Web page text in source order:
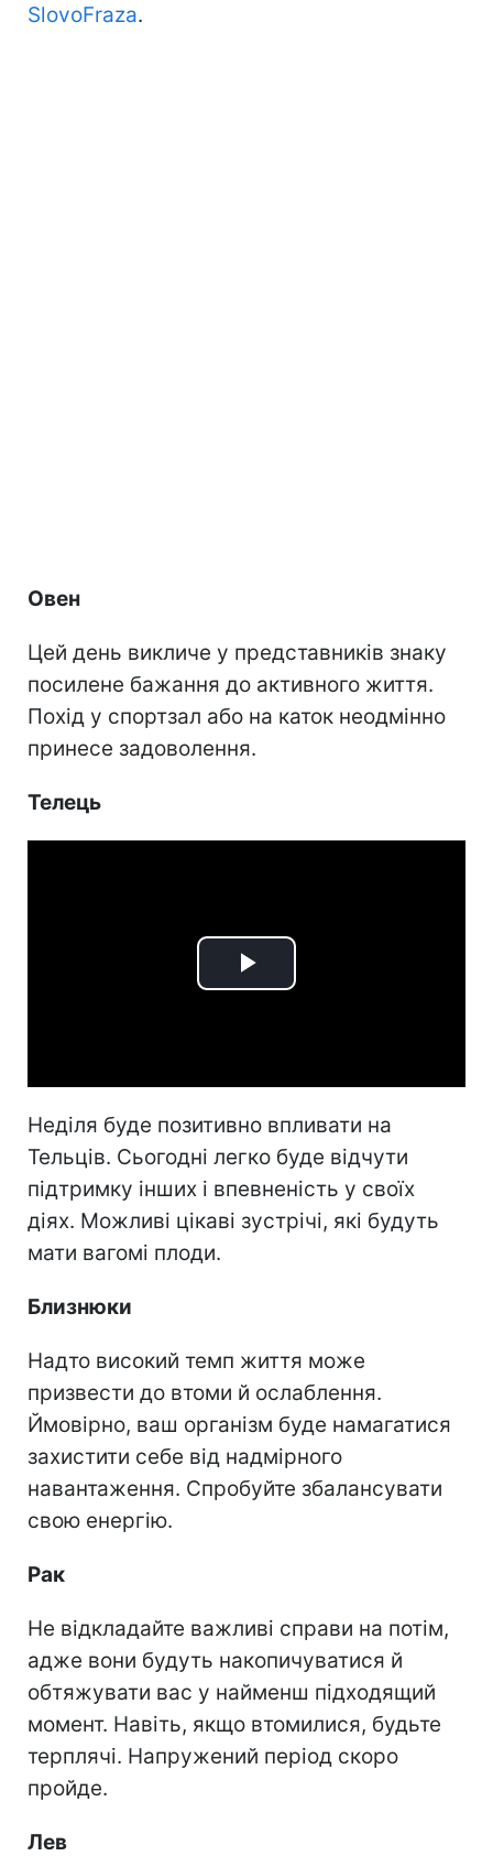
SlovoFraza.
Овен
Цей день викличе у представників знаку
посилене бажання до активного життя.
Похід у спортзал або на каток неодмінно
принесе задоволення.
Телець
Play
Неділя буде позитивно впливати на
Тельців. Сьогодні легко буде відчути
підтримку інших і впевненість у своїх
діях. Можливі цікаві зустрічі, які будуть
мати вагомі плоди.
Близнюки
Надто високий темп життя може
призвести до втоми й ослаблення.
Ймовірно, ваш організм буде намагатися
захистити себе від надмірного
навантаження. Спробуйте збалансувати
свою енергію.
Рак
Не відкладайте важливі справи на потім,
адже вони будуть накопичуватися й
обтяжувати вас у найменш підходящий
момент. Навіть, якщо втомилися, будьте
терплячі. Напружений період скоро
пройде.
Лев